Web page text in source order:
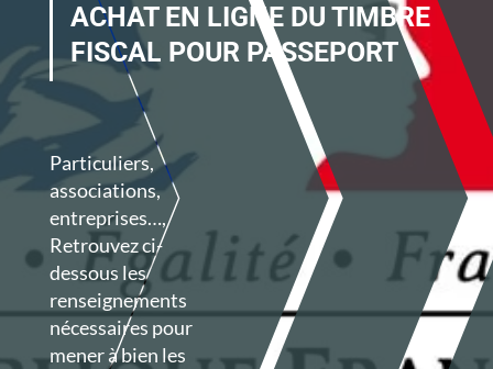
ACHAT EN LIGNE DU TIMBRE
FISCAL POUR PASSEPORT
Particuliers,
associations,
entreprises…,
Retrouvez ci-
dessous les
renseignements
nécessaires pour
mener à bien les